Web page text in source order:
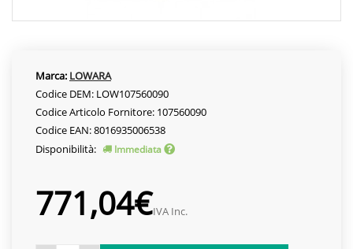
Marca: LOWARA
Codice DEM: LOW107560090
Codice Articolo Fornitore: 107560090
Codice EAN: 8016935006538
Disponibilità:
Immediata
771,04€IVA Inc.